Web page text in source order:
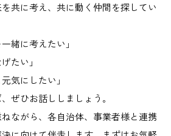
共に考え、共に動く仲間を探してい
緒に考えたい」
たい」
気にしたい」
ぜひお話ししましょう。
ながら、 各自治体、事業者様と連携